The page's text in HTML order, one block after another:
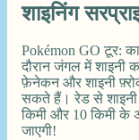
शाइनिंग
Pokémon GO टूर:
दौरान जंगल में शाइनी
फ़ेनेकन और शाइनी
सकते हैं। रेड से शाइनी
किमी और 10 किमी के
जाएगी!